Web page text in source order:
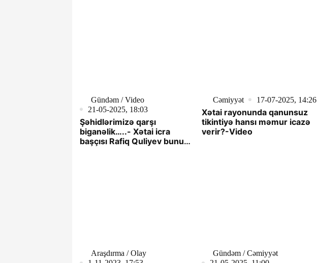
Gündəm / Video
21-05-2025, 18:03
Şəhidlərimizə qarşı
biganəlik…..- Xətai icra
başçısı Rafiq Quliyev bunu
Cəmiyyət 17-07-2025, 14:26
Xətai rayonunda qanunsuz
tikintiyə hansı məmur icazə
verir?-Video
Araşdırma / Olay
Gündəm / Cəmiyyət